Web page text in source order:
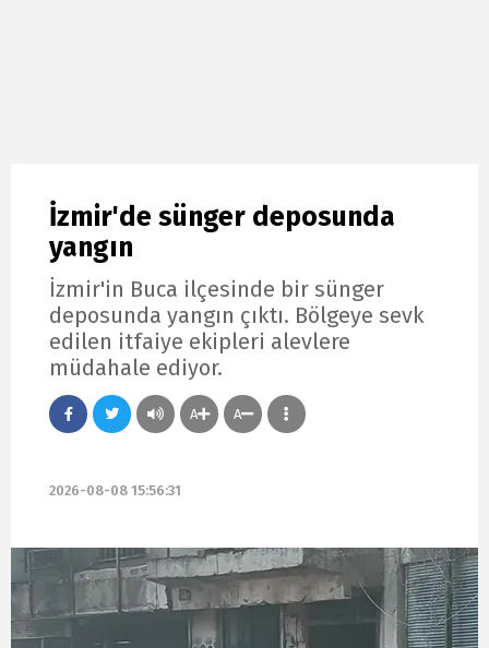
İzmir'de sünger deposunda
yangın
İzmir'in Buca ilçesinde bir sünger
deposunda yangın çıktı. Bölgeye sevk
edilen itfaiye ekipleri alevlere
müdahale ediyor.
A A
2026-08-08 15:56:31